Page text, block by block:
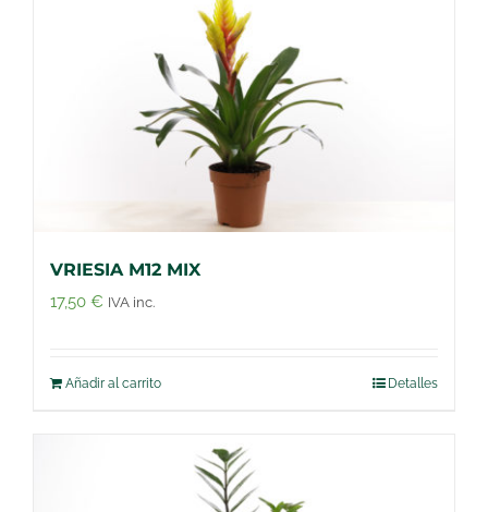
VRIESIA M12 MIX
17,50 € IVA inc.
Añadir al carrito Detalles